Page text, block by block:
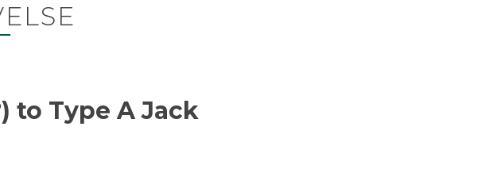
to Type A Jack